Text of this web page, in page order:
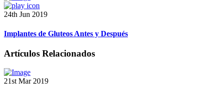
24th Jun 2019
Implantes de Gluteos Antes y Después
Artículos Relacionados
21st Mar 2019